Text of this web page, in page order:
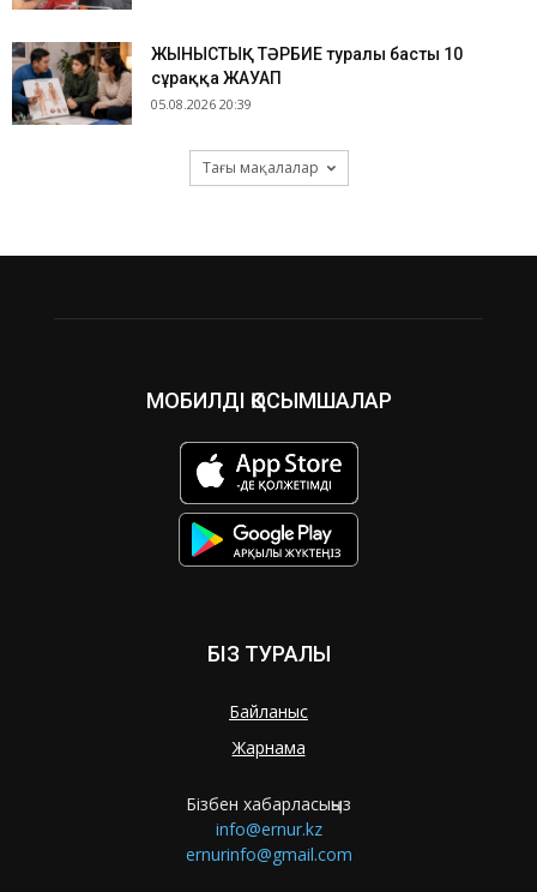
ЖЫНЫСТЫҚ ТӘРБИЕ туралы басты 10
сұраққа ЖАУАП
05.08.2026 20:39
Тағы мақалалар
МОБИЛДІ ҚОСЫМШАЛАР
БІЗ ТУРАЛЫ
Байланыс
Жарнама
Бізбен хабарласыңыз
info@ernur.kz
ernurinfo@gmail.com